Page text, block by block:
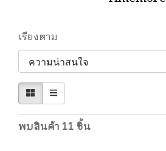
เรียงตาม
พบสินค้า 11 ชิ้น